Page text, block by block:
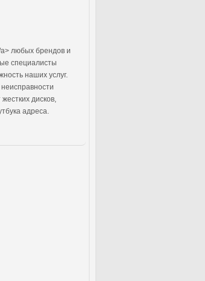
любых брендов и
специалисты
наших услуг.
дисков,
адреса.